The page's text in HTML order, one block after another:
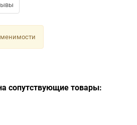
сопутствующие товары: